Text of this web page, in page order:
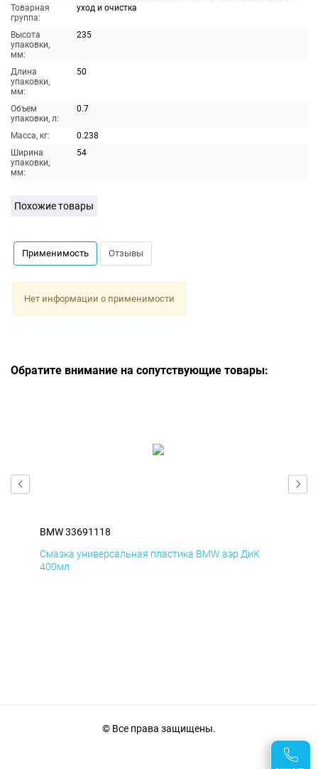
Товарная
группа:
уход и очистка
Высота
упаковки,
мм:
235
Длина
упаковки,
мм:
50
Объем
упаковки, л:
0.7
Масса, кг:
0.238
Ширина
упаковки,
мм:
54
Похожие товары
Применимость Отзывы
Нет информации о применимости
Обратите внимание на сопутствующие товары:
BMW 33691118
Смазка универсальная пластика BMW аэр ДиК
400мл
© Все права защищены.